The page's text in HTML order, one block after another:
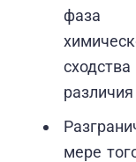
фаза
мере